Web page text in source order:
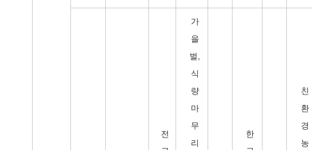
전
가
을
벌,
식
량
마
무
리
한
친
환
경
농